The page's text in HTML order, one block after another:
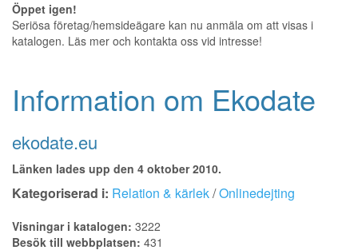
Öppet igen!
Seriösa företag/hemsideägare kan nu anmäla om att visas i
katalogen. Läs mer och kontakta oss vid intresse!
Information om Ekodate
ekodate.eu
Länken lades upp den 4 oktober 2010.
Kategoriserad i: Relation & kärlek/Onlinedejting
Visningar i katalogen: 3222
Besök till webbplatsen: 431